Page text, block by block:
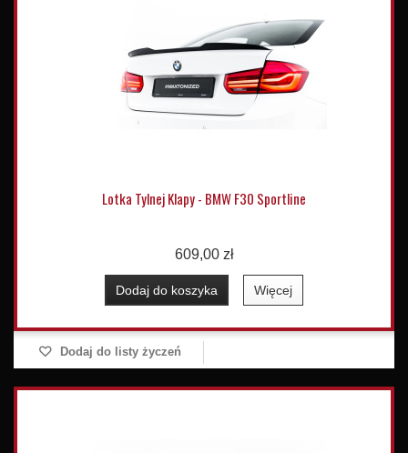
Lotka Tylnej Klapy - BMW F30 Sportline
609,00 zł
Dodaj do koszyka Więcej
Dodaj do listy życzeń